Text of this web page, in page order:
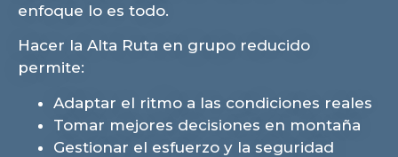
enfoque lo es todo.
Hacer la Alta Ruta en grupo reducido
permite:
Adaptar el ritmo a las condiciones reales
Tomar mejores decisiones en montaña
Gestionar el esfuerzo y la seguridad